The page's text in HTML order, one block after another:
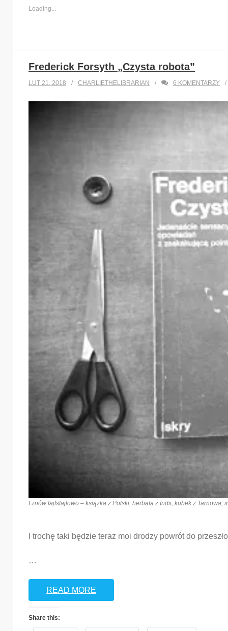
Loading...
Frederick Forsyth „Czysta robota”
LUT 21, 2018 CHARLIETHELIBRARIAN 6 KOMENTARZY
I znów lajfstajlowo – książka z Polski, herbata z Indii, kubek z Tarnowa,
I trochę taki będzie teraz moi drodzy powrót do
…
READ MORE
Share this: